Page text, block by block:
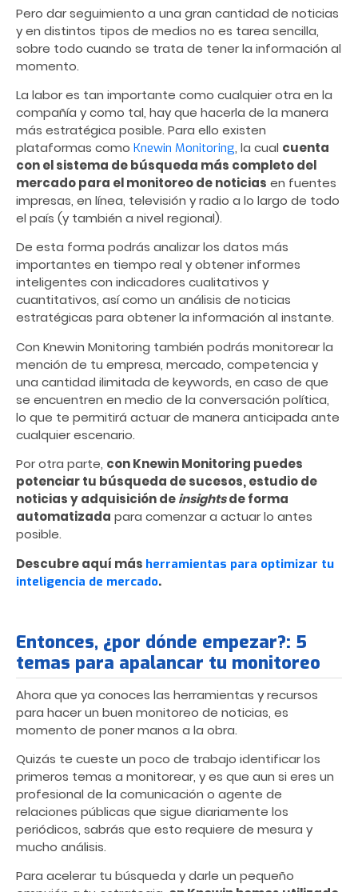
Pero dar seguimiento a una gran cantidad de noticias
y en distintos tipos de medios no es tarea sencilla,
sobre todo cuando se trata de tener la información al
momento.
La labor es tan importante como cualquier otra en la
compañía y como tal, hay que hacerla de la manera
más estratégica posible. Para ello existen
plataformas como Knewin Monitoring, la cual cuenta
con el sistema de búsqueda más completo del
mercado para el monitoreo de noticias en fuentes
impresas, en línea, televisión y radio a lo largo de todo
el país (y también a nivel regional).
De esta forma podrás analizar los datos más
importantes en tiempo real y obtener informes
inteligentes con indicadores cualitativos y
cuantitativos, así como un análisis de noticias
estratégicas para obtener la información al instante.
Con Knewin Monitoring también podrás monitorear la
mención de tu empresa, mercado, competencia y
una cantidad ilimitada de keywords, en caso de que
se encuentren en medio de la conversación política,
lo que te permitirá actuar de manera anticipada ante
cualquier escenario.
Por otra parte, con Knewin Monitoring puedes
potenciar tu búsqueda de sucesos, estudio de
noticias y adquisición deinsightsde forma
automatizada para comenzar a actuar lo antes
posible.
Descubre aquí más herramientas para optimizar tu
inteligencia de mercado.
Entonces, ¿por dónde empezar?: 5
temas para apalancar tu monitoreo
Ahora que ya conoces las herramientas y recursos
para hacer un buen monitoreo de noticias, es
momento de poner manos a la obra.
Quizás te cueste un poco de trabajo identificar los
primeros temas a monitorear, y es que aun si eres un
profesional de la comunicación o agente de
relaciones públicas que sigue diariamente los
periódicos, sabrás que esto requiere de mesura y
mucho análisis.
Para acelerar tu búsqueda y darle un pequeño